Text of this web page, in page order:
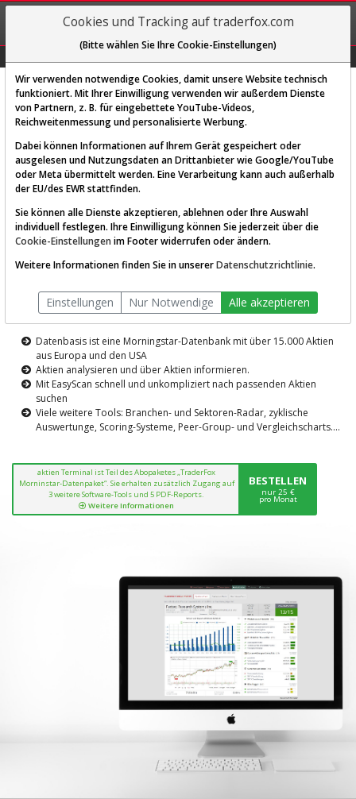
REGIS-
TRIEREN
Diese Funktion ist nur für
AKTIEN-TERMINAL
Die Aktienanalyse-Plattform von
TraderFox
Datenbasis ist eine Morningstar-Datenbank mit über 15.000 Aktien
aus Europa und den USA
Aktien analysieren und über Aktien informieren.
Mit EasyScan schnell und unkompliziert nach passenden Aktien
suchen
Viele weitere Tools: Branchen- und Sektoren-Radar, zyklische
Auswertunge, Scoring-Systeme, Peer-Group- und Vergleichscharts....
aktien Terminal ist Teil des Abopaketes „TraderFox
Morninstar-Datenpaket“. Sie erhalten zusätzlich Zugang auf
3 weitere Software-Tools und 5 PDF-Reports.
Weitere Informationen
BESTELLEN
nur 25 €
pro Monat
Cookies und Tracking auf traderfox.com
(Bitte wählen Sie Ihre Cookie-Einstellungen)
Wir verwenden notwendige Cookies, damit unsere Website technisch
funktioniert. Mit Ihrer Einwilligung verwenden wir außerdem Dienste
von Partnern, z. B. für eingebettete YouTube-Videos,
Reichweitenmessung und personalisierte Werbung.
Dabei können Informationen auf Ihrem Gerät gespeichert oder
ausgelesen und Nutzungsdaten an Drittanbieter wie Google/YouTube
oder Meta übermittelt werden. Eine Verarbeitung kann auch außerhalb
der EU/des EWR stattfinden.
Sie können alle Dienste akzeptieren, ablehnen oder Ihre Auswahl
individuell festlegen. Ihre Einwilligung können Sie jederzeit über die
Cookie-Einstellungen im Footer widerrufen oder ändern.
Weitere Informationen finden Sie in unsererDatenschutzrichtlinie.
Einstellungen Nur Notwendige Alle akzeptieren